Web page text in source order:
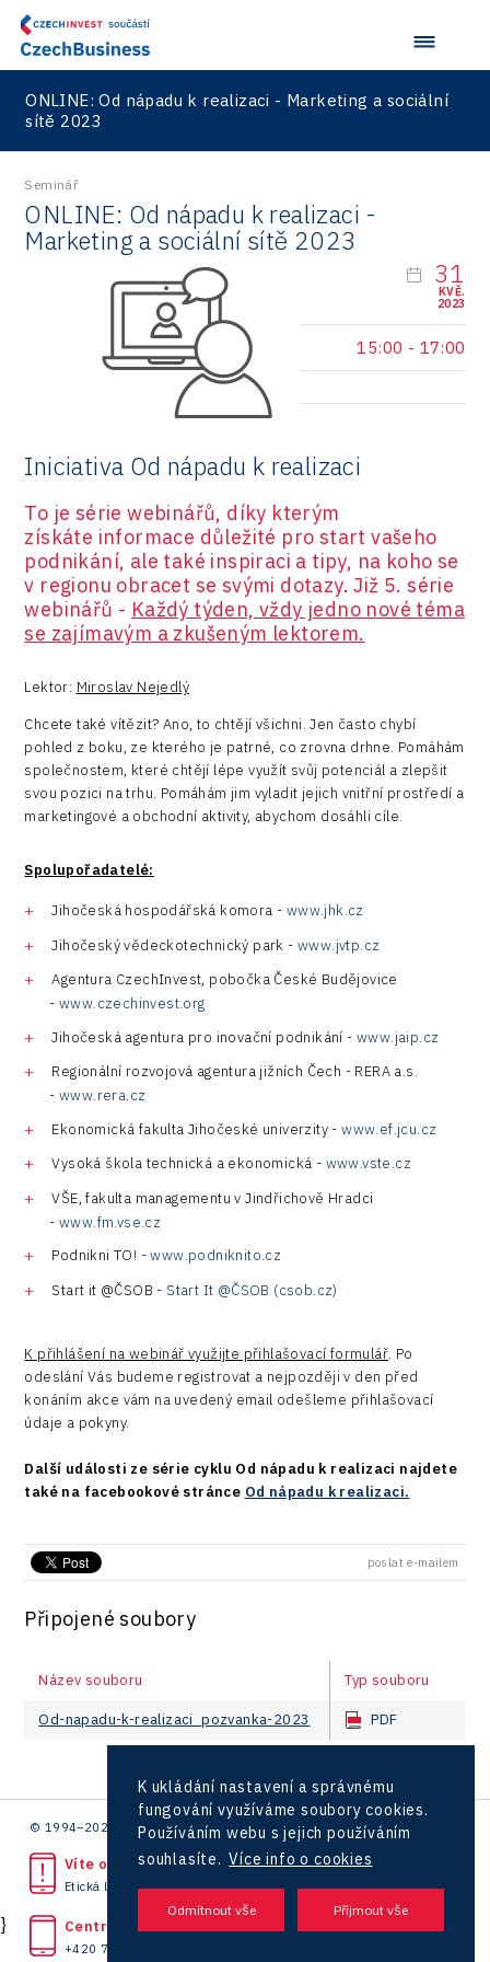
Logic/MaaS
R&D
Security
Vehicles
ONLINE: Od nápadu k realizaci - Marketing a sociální
sítě 2023
Seminář
ONLINE: Od nápadu k realizaci -
Marketing a sociální sítě 2023
31
KVĚ.
2023
15:00 - 17:00
Iniciativa Od nápadu k realizaci
To je série webinářů, díky kterým
získáte informace důležité pro start vašeho
podnikání, ale také inspiraci a tipy, na koho se
v regionu obracet se svými dotazy. Již 5. série
webinářů - Každý týden, vždy jedno nové téma
se zajímavým a zkušeným lektorem.
Lektor: Miroslav Nejedlý
Chcete také vítězit? Ano, to chtějí všichni. Jen často chybí
pohled z boku, ze kterého je patrné, co zrovna drhne. Pomáhám
společnostem, které chtějí lépe využít svůj potenciál a zlepšit
svou pozici na trhu. Pomáhám jim vyladit jejich vnitřní prostředí a
marketingové a obchodní aktivity, abychom dosáhli cíle.
Spolupořadatelé:
Jihočeská hospodářská komora - www.jhk.cz
Jihočeský vědeckotechnický park - www.jvtp.cz
Agentura CzechInvest, pobočka České Budějovice
- www.czechinvest.org
Jihočeská agentura pro inovační podnikání - www.jaip.cz
Regionální rozvojová agentura jižních Čech - RERA a.s.
- www.rera.cz
Ekonomická fakulta Jihočeské univerzity -www.ef.jcu.cz
Vysoká škola technická a ekonomická - www.vste.cz
VŠE, fakulta managementu v Jindřichově Hradci
- www.fm.vse.cz
Podnikni TO! -www.podniknito.cz
Start it @ČSOB - Start It @ČSOB (csob.cz)
K přihlášení na webinář využijte přihlašovací formulář. Po
odeslání Vás budeme registrovat a nejpozději v den před
konáním akce vám na uvedený email odešleme přihlašovací
údaje a pokyny.
Další události ze série cyklu Od nápadu k realizaci najdete
také na facebookové stránce Od nápadu k realizaci.
poslat e-mailem
Připojené soubory
Název souboru Typ souboru
Od-napadu-k-realizaci_pozvanka-2023 PDF
© 1994–2026 CzechInvest | .
Víte o protiprávním jednání?
Etická linka
Centrála
+420 727 850 330
K ukládání nastavení a správnému
fungování využíváme soubory cookies.
Používáním webu s jejich používáním
souhlasíte. Více info o cookies
}